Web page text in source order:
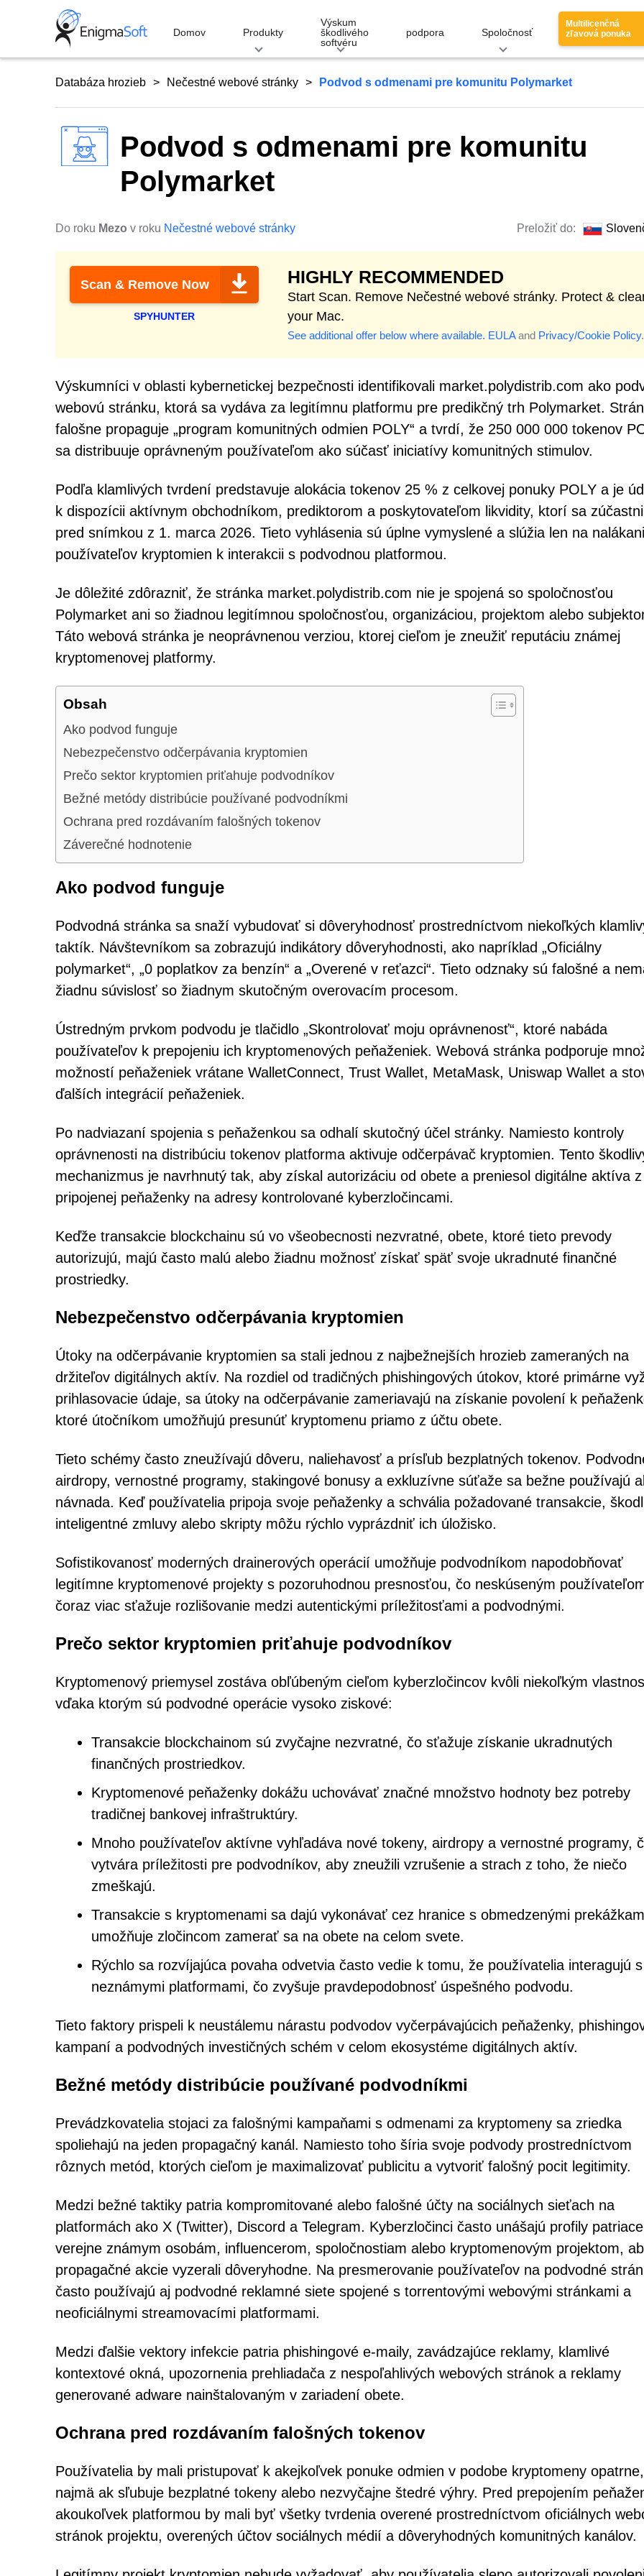
Domov Produkty
Výskum
škodlivého
softvéru
podpora Spoločnosť
Multilicenčná
zľavová ponuka
Databáza hrozieb Nečestné webové stránky Podvod s odmenami pre komunitu Polymarket
Podvod s odmenami pre komunitu
Polymarket
Do roku Mezo v roku Nečestné webové stránky Preložiť do:
Scan & Remove Now
SPYHUNTER
HIGHLY RECOMMENDED
Start Scan. Remove Nečestné webové stránky. Protect &
your Mac.
See additional offer below where available. EULAand Privacy/Cookie Policy.
Výskumníci v oblasti kybernetickej bezpečnosti identifikovali market.polydistrib.com ako
webovú stránku, ktorá sa vydáva za legitímnu platformu pre predikčný trh Polymarket.
falošne propaguje „program komunitných odmien POLY“ a tvrdí, že 250 000 000 tokenov
sa distribuuje oprávneným používateľom ako súčasť iniciatívy komunitných stimulov.
Podľa klamlivých tvrdení predstavuje alokácia tokenov 25 % z celkovej ponuky POLY a je
k dispozícii aktívnym obchodníkom, prediktorom a poskytovateľom likvidity, ktorí sa
pred snímkou z 1. marca 2026. Tieto vyhlásenia sú úplne vymyslené a slúžia len na
používateľov kryptomien k interakcii s podvodnou platformou.
Je dôležité zdôrazniť, že stránka market.polydistrib.com nie je spojená so spoločnosťou
Polymarket ani so žiadnou legitímnou spoločnosťou, organizáciou, projektom alebo
Táto webová stránka je neoprávnenou verziou, ktorej cieľom je zneužiť reputáciu známej
kryptomenovej platformy.
Obsah
Ako podvod funguje
Nebezpečenstvo odčerpávania kryptomien
Prečo sektor kryptomien priťahuje podvodníkov
Bežné metódy distribúcie používané podvodníkmi
Ochrana pred rozdávaním falošných tokenov
Záverečné hodnotenie
Ako podvod funguje
Podvodná stránka sa snaží vybudovať si dôveryhodnosť prostredníctvom niekoľkých
taktík. Návštevníkom sa zobrazujú indikátory dôveryhodnosti, ako napríklad „Oficiálny
polymarket“, „0 poplatkov za benzín“ a „Overené v reťazci“. Tieto odznaky sú falošné a
žiadnu súvislosť so žiadnym skutočným overovacím procesom.
Ústredným prvkom podvodu je tlačidlo „Skontrolovať moju oprávnenosť“, ktoré nabáda
používateľov k prepojeniu ich kryptomenových peňaženiek. Webová stránka podporuje
možností peňaženiek vrátane WalletConnect, Trust Wallet, MetaMask, Uniswap Wallet a
ďalších integrácií peňaženiek.
Po nadviazaní spojenia s peňaženkou sa odhalí skutočný účel stránky. Namiesto kontroly
oprávnenosti na distribúciu tokenov platforma aktivuje odčerpávač kryptomien. Tento
mechanizmus je navrhnutý tak, aby získal autorizáciu od obete a preniesol digitálne aktíva z
pripojenej peňaženky na adresy kontrolované kyberzločincami.
Keďže transakcie blockchainu sú vo všeobecnosti nezvratné, obete, ktoré tieto prevody
autorizujú, majú často malú alebo žiadnu možnosť získať späť svoje ukradnuté finančné
prostriedky.
Nebezpečenstvo odčerpávania kryptomien
Útoky na odčerpávanie kryptomien sa stali jednou z najbežnejších hrozieb zameraných na
držiteľov digitálnych aktív. Na rozdiel od tradičných phishingových útokov, ktoré primárne
prihlasovacie údaje, sa útoky na odčerpávanie zameriavajú na získanie povolení k
ktoré útočníkom umožňujú presunúť kryptomenu priamo z účtu obete.
Tieto schémy často zneužívajú dôveru, naliehavosť a prísľub bezplatných tokenov.
airdropy, vernostné programy, stakingové bonusy a exkluzívne súťaže sa bežne používajú
návnada. Keď používatelia pripoja svoje peňaženky a schvália požadované transakcie,
inteligentné zmluvy alebo skripty môžu rýchlo vyprázdniť ich úložisko.
Sofistikovanosť moderných drainerových operácií umožňuje podvodníkom napodobňovať
legitímne kryptomenové projekty s pozoruhodnou presnosťou, čo neskúseným
čoraz viac sťažuje rozlišovanie medzi autentickými príležitosťami a podvodnými.
Prečo sektor kryptomien priťahuje podvodníkov
Kryptomenový priemysel zostáva obľúbeným cieľom kyberzločincov kvôli niekoľkým
vďaka ktorým sú podvodné operácie vysoko ziskové:
Transakcie blockchainom sú zvyčajne nezvratné, čo sťažuje získanie ukradnutých
finančných prostriedkov.
Kryptomenové peňaženky dokážu uchovávať značné množstvo hodnoty bez potreby
tradičnej bankovej infraštruktúry.
Mnoho používateľov aktívne vyhľadáva nové tokeny, airdropy a vernostné programy,
vytvára príležitosti pre podvodníkov, aby zneužili vzrušenie a strach z toho, že niečo
zmeškajú.
Transakcie s kryptomenami sa dajú vykonávať cez hranice s obmedzenými
umožňuje zločincom zamerať sa na obete na celom svete.
Rýchlo sa rozvíjajúca povaha odvetvia často vedie k tomu, že používatelia interagujú s
neznámymi platformami, čo zvyšuje pravdepodobnosť úspešného podvodu.
Tieto faktory prispeli k neustálemu nárastu podvodov vyčerpávajúcich peňaženky,
kampaní a podvodných investičných schém v celom ekosystéme digitálnych aktív.
Bežné metódy distribúcie používané podvodníkmi
Prevádzkovatelia stojaci za falošnými kampaňami s odmenami za kryptomeny sa zriedka
spoliehajú na jeden propagačný kanál. Namiesto toho šíria svoje podvody prostredníctvom
rôznych metód, ktorých cieľom je maximalizovať publicitu a vytvoriť falošný pocit legitimity.
Medzi bežné taktiky patria kompromitované alebo falošné účty na sociálnych sieťach na
platformách ako X (Twitter), Discord a Telegram. Kyberzločinci často unášajú profily patriace
verejne známym osobám, influencerom, spoločnostiam alebo kryptomenovým projektom,
propagačné akcie vyzerali dôveryhodne. Na presmerovanie používateľov na podvodné
často používajú aj podvodné reklamné siete spojené s torrentovými webovými stránkami a
neoficiálnymi streamovacími platformami.
Medzi ďalšie vektory infekcie patria phishingové e-maily, zavádzajúce reklamy, klamlivé
kontextové okná, upozornenia prehliadača z nespoľahlivých webových stránok a reklamy
generované adware nainštalovaným v zariadení obete.
Ochrana pred rozdávaním falošných tokenov
Používatelia by mali pristupovať k akejkoľvek ponuke odmien v podobe kryptomeny opatrne,
najmä ak sľubuje bezplatné tokeny alebo nezvyčajne štedré výhry. Pred prepojením
akoukoľvek platformou by mali byť všetky tvrdenia overené prostredníctvom oficiálnych
stránok projektu, overených účtov sociálnych médií a dôveryhodných komunitných kanálov.